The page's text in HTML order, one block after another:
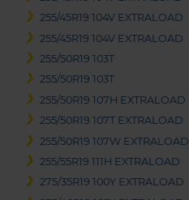
255/45R19 104V EXTRALOAD
255/45R19 104V EXTRALOAD
255/50R19 103T
255/50R19 103T
255/50R19 107H EXTRALOAD
255/50R19 107T EXTRALOAD
255/50R19 107W EXTRALOAD
255/55R19 111H EXTRALOAD
275/35R19 100Y EXTRALOAD